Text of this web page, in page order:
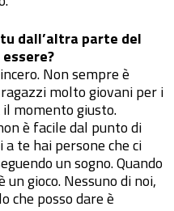
dall’altra parte del
Non sempre è
molto giovani per i
il momento giusto.
è facile dal punto di
te hai persone che ci
un sogno. Quando
gioco. Nessuno di noi,
che posso dare è